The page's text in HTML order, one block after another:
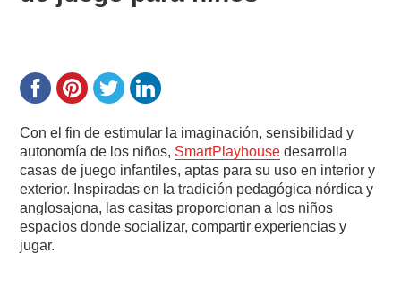
Con el fin de estimular la imaginación, sensibilidad y
autonomía de los niños, SmartPlayhouse desarrolla
casas de juego infantiles, aptas para su uso en interior y
exterior. Inspiradas en la tradición pedagógica nórdica y
anglosajona, las casitas proporcionan a los niños
espacios donde socializar, compartir experiencias y
jugar.